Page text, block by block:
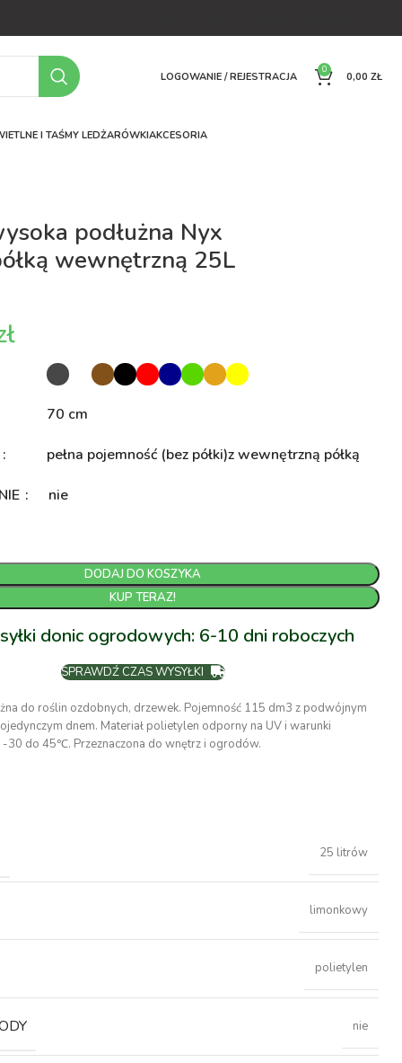
LOGOWANIE / REJESTRACJA
0
0,00 ZŁ
I TAŚMY LEDŻARÓWKIAKCESORIA
podłużna Nyx
wewnętrzną 25L
70 cm
pełna pojemność (bez półki)z wewnętrzną półką
nie
DODAJ DO KOSZYKA
KUP TERAZ!
donic ogrodowych: 6-10 dni roboczych
SPRAWDŹ CZAS WYSYŁKI
do roślin ozdobnych, drzewek. Pojemność 115 dm3 z podwójnym
dnem. Materiał polietylen odporny na UV i warunki
-30 do 45℃. Przeznaczona do wnętrz i ogrodów.
25 litrów
limonkowy
polietylen
nie